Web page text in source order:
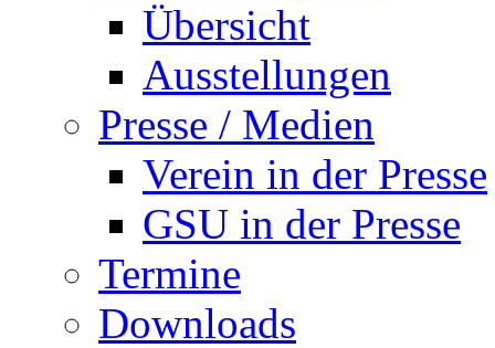
Übersicht
Ausstellungen
Presse / Medien
Verein in der Presse
GSU in der Presse
Termine
Downloads